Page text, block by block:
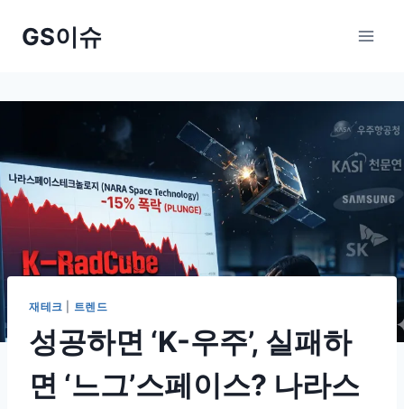
GS이슈
재테크 트렌드
성공하면 ‘K-우주’, 실패하
면 ‘느그’스페이스? 나라스